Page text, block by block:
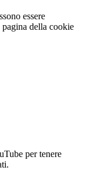
essere
della cookie
per tenere